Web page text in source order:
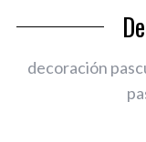
decoración